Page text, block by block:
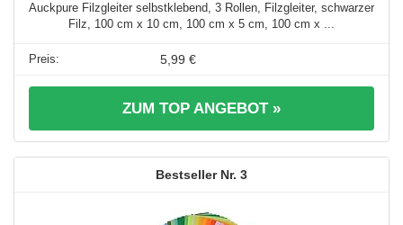
Auckpure Filzgleiter selbstklebend, 3 Rollen, Filzgleiter, schwarzer
Filz, 100 cm x 10 cm, 100 cm x 5 cm, 100 cm x ...
5,99 €
ZUM TOP ANGEBOT »
3